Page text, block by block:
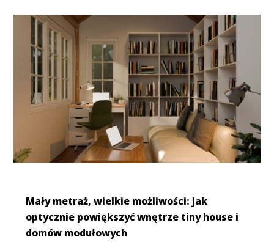
Mały metraż, wielkie możliwości: jak
optycznie powiększyć wnętrze tiny house i
domów modułowych